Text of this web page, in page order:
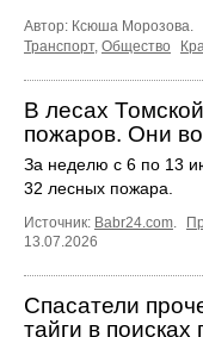
Автор: Ксюша Морозова.
Транспорт, Общество
В лесах
пожаров. Они
За неделю с 6 по 13
32 лесных пожара.
Источник: Babr24.com.
13.07.2026
Спасатели
тайги в